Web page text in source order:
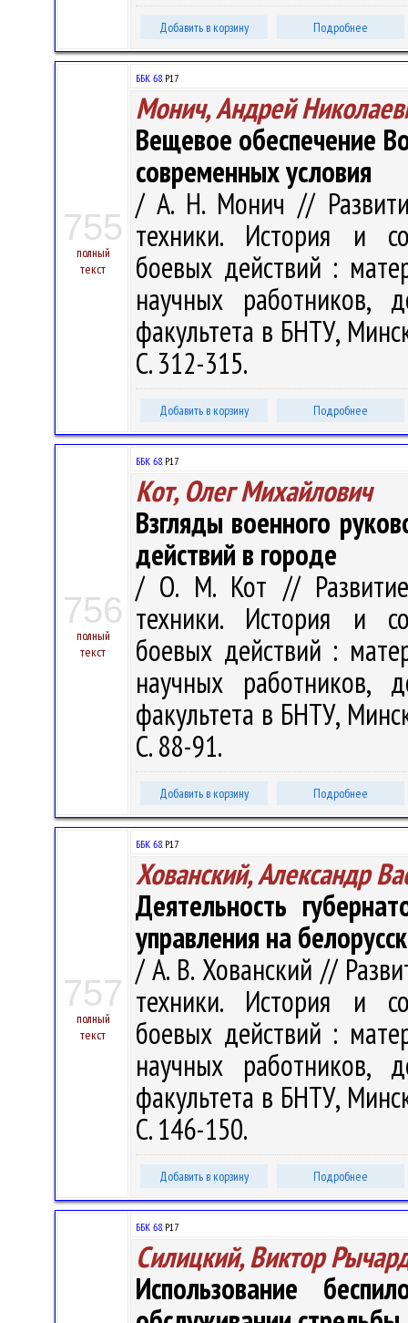
Добавить в корзину Подробнее
755
полный
текст
ББК 68.Р17
Монич, Андрей
Вещевое обеспечение
современных условия
/ А. Н. Монич //
техники. История и
боевых действий :
научных работников,
факультета в БНТУ,
С. 312-315.
Добавить в корзину Подробнее
756
полный
текст
ББК 68.Р17
Кот, Олег Михайлович
Взгляды военного
действий в городе
/ О. М. Кот // Развитие
техники. История и
боевых действий :
научных работников,
факультета в БНТУ,
С. 88-91.
Добавить в корзину Подробнее
757
полный
текст
ББК 68.Р17
Хованский, Александр
Деятельность
управления на
/ А. В. Хованский //
техники. История и
боевых действий :
научных работников,
факультета в БНТУ,
С. 146-150.
Добавить в корзину Подробнее
ББК 68.Р17
Силицкий, Виктор
Использование